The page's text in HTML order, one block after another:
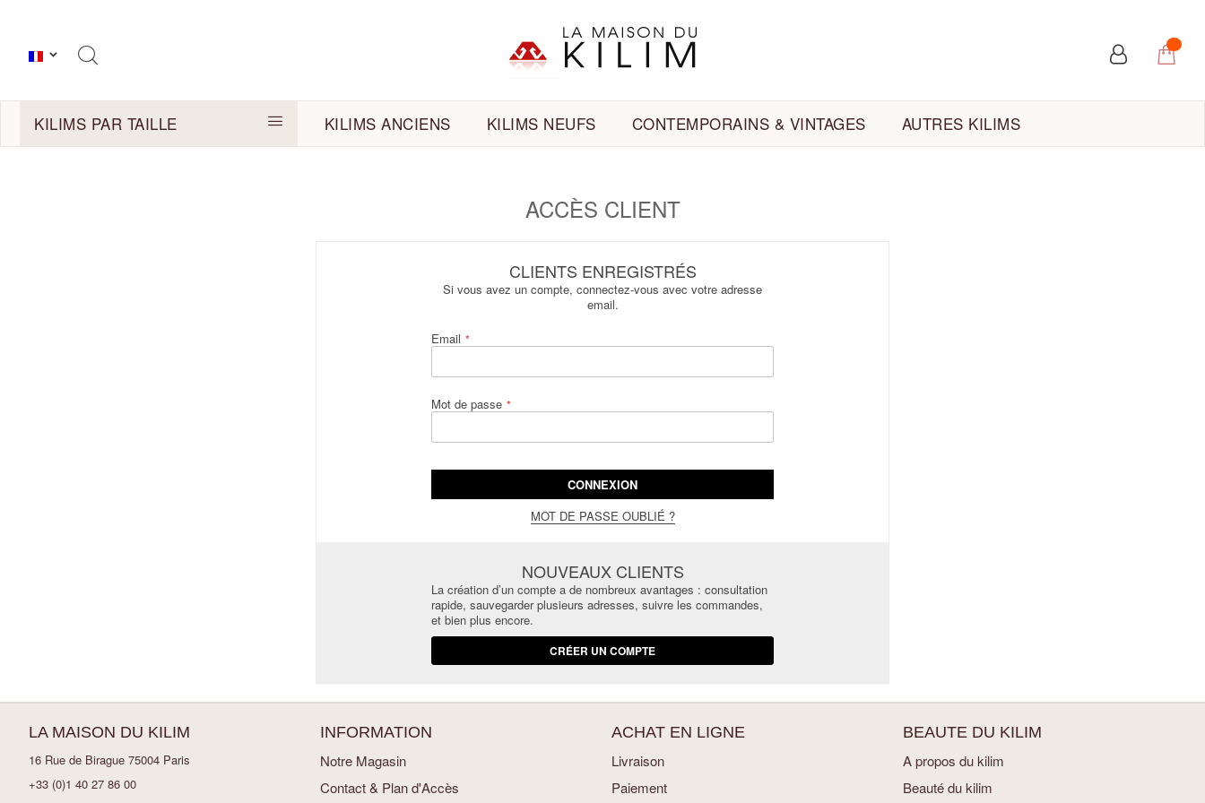
KILIMS PAR TAILLE KILIMS ANCIENS KILIMS NEUFS CONTEMPORAINS & VINTAGES AUTRES KILIMS
ACCÈS CLIENT
CLIENTS ENREGISTRÉS
Si vous avez un compte, connectez-vous avec votre adresse
email.
Email
Mot de passe
CONNEXION
MOT DE PASSE OUBLIÉ ?
NOUVEAUX CLIENTS
La création d’un compte a de nombreux avantages : consultation
rapide, sauvegarder plusieurs adresses, suivre les commandes,
et bien plus encore.
CRÉER UN COMPTE
LA MAISON DU KILIM
16 Rue de Birague 75004 Paris
+33 (0)1 40 27 86 00
INFORMATION
Notre Magasin
Contact & Plan d'Accès
ACHAT EN LIGNE
Livraison
Paiement
BEAUTE DU KILIM
A propos du kilim
Beauté du kilim